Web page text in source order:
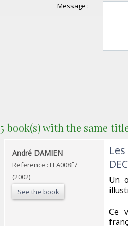
Message :
5 book(s) with the same
‎André DAMIEN‎
Reference : LFA008f7
(2002)
See the book
‎Un
‎Ce